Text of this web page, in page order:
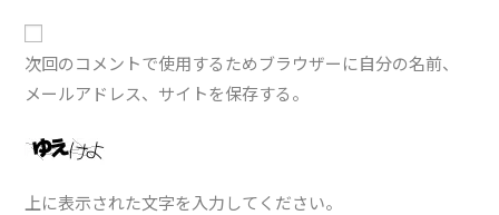
次回のコメントで使用するためブラウザーに自分の名前、
メールアドレス、サイトを保存する。
上に表示された文字を入力してください。